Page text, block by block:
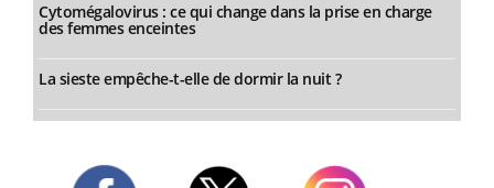
Cytomégalovirus : ce qui change dans la prise en charge
des femmes enceintes
La sieste empêche-t-elle de dormir la nuit ?